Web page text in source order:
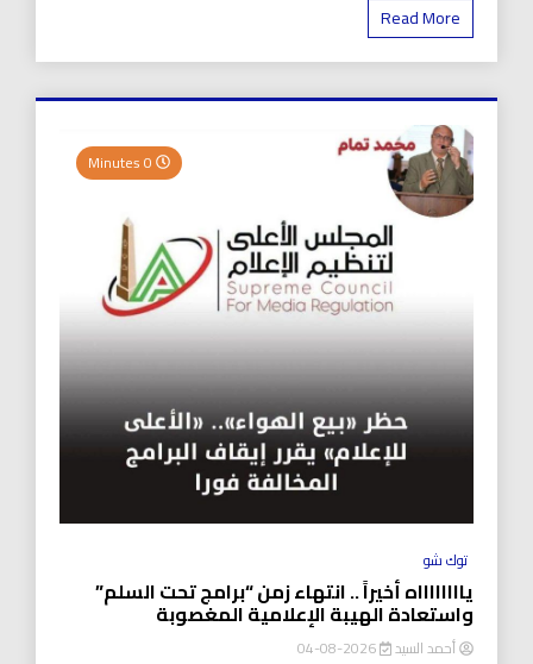
Read More
توك شو
يااااااااه أخيراً .. انتهاء زمن “برامج تحت السلم”
واستعادة الهيبة الإعلامية المغصوبة
أحمد السيد 2026-08-04